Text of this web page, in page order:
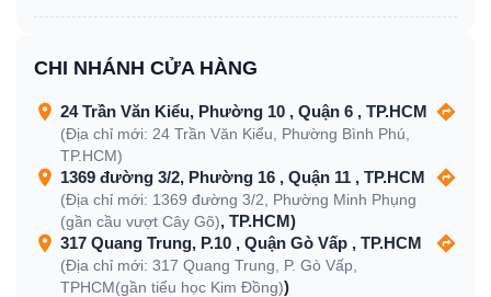
CHI NHÁNH CỬA HÀNG
24 Trần Văn Kiểu, Phường 10 , Quận 6 , TP.HCM
(Địa chỉ mới: 24 Trần Văn Kiểu, Phường Bình Phú,
TP.HCM)
1369 đường 3/2, Phường 16 , Quận 11 , TP.HCM
(Địa chỉ mới: 1369 đường 3/2, Phường Minh Phụng
(gần cầu vượt Cây Gõ), TP.HCM)
317 Quang Trung, P.10 , Quận Gò Vấp , TP.HCM
(Địa chỉ mới: 317 Quang Trung, P. Gò Vấp,
TPHCM(gần tiểu học Kim Đồng))